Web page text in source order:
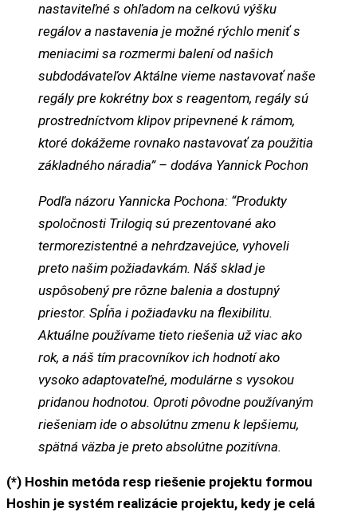
nastaviteľné s ohľadom na celkovú výšku
regálov a nastavenia je možné rýchlo meniť s
meniacimi sa rozmermi balení od našich
subdodávateľov Aktálne vieme nastavovať naše
regály pre kokrétny box s reagentom, regály sú
prostredníctvom klipov pripevnené k rámom,
ktoré dokážeme rovnako nastavovať za použitia
základného náradia” – dodáva Yannick Pochon
Podľa názoru Yannicka Pochona: “Produkty
spoločnosti Trilogiq sú prezentované ako
termorezistentné a nehrdzavejúce, vyhoveli
preto našim požiadavkám. Náš sklad je
uspôsobený pre rôzne balenia a dostupný
priestor. Spĺňa i požiadavku na flexibilitu.
Aktuálne používame tieto riešenia už viac ako
rok, a náš tím pracovníkov ich hodnotí ako
vysoko adaptovateľné, modulárne s vysokou
pridanou hodnotou. Oproti pôvodne používaným
riešeniam ide o absolútnu zmenu k lepšiemu,
spätná väzba je preto absolútne pozitívna.
(*) Hoshin metóda resp riešenie projektu formou
Hoshin je systém realizácie projektu, kedy je celá